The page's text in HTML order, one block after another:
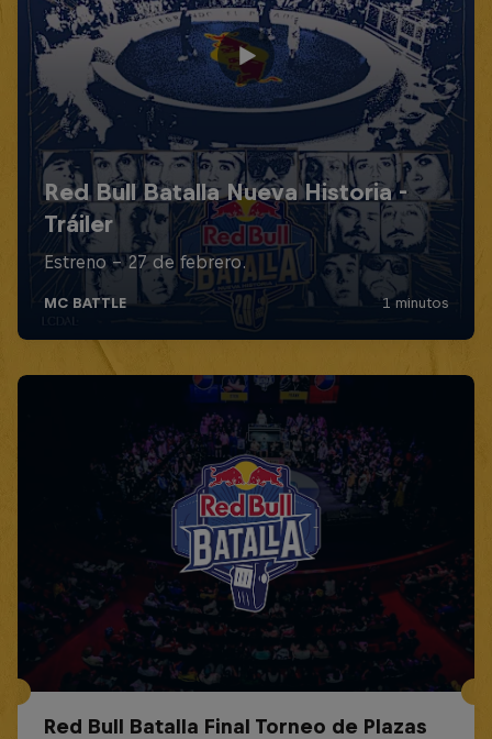
Red Bull Batalla Final Torneo de Plazas